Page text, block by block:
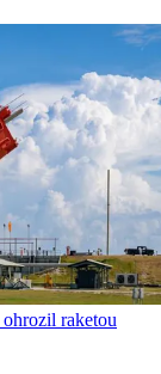
raketou